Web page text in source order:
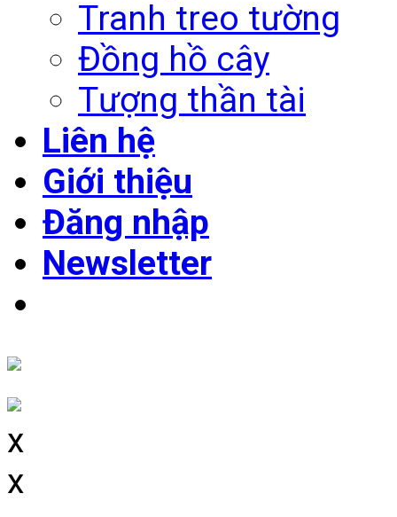
Tranh treo tường
Đồng hồ cây
Tượng thần tài
Liên hệ
Giới thiệu
Đăng nhập
Newsletter
x
x